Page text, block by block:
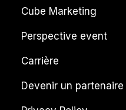
Cube Marketing
Perspective event
Carrière
Devenir un partenaire